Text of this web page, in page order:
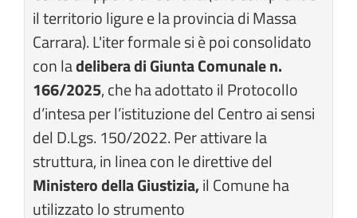
il territorio ligure e la provincia di Massa
Carrara). L'iter formale si è poi consolidato
con ladelibera di Giunta Comunale n.
166/2025, che ha adottato il Protocollo
d’intesa per l’istituzione del Centro ai sensi
del D.Lgs. 150/2022. Per attivare la
struttura, in linea con le direttive del
Ministero della Giustizia,il Comune ha
utilizzato lo strumento